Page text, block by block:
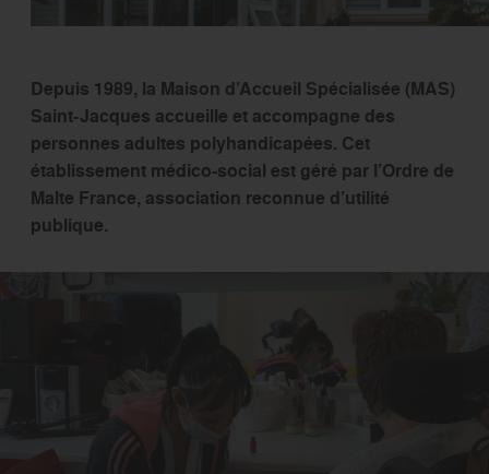
Depuis 1989, la Maison d’Accueil Spécialisée (MAS)
Saint-Jacques accueille et accompagne des
personnes adultes polyhandicapées. Cet
établissement médico-social est géré par l’Ordre de
Malte France, association reconnue d’utilité
publique.